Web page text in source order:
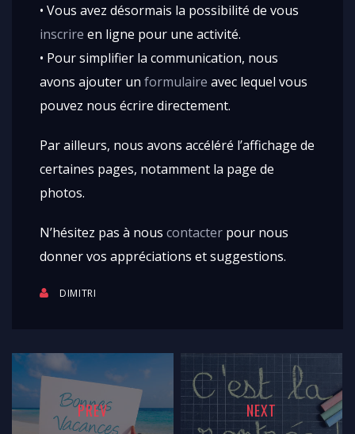
• Vous avez désormais la possibilité de vous
inscrire en ligne pour une activité.
• Pour simplifier la communication, nous
avons ajouter un formulaire avec lequel vous
pouvez nous écrire directement.
Par ailleurs, nous avons accéléré l’affichage de
certaines pages, notamment la page de
photos.
N’hésitez pas à nous contacter pour nous
donner vos appréciations et suggestions.
DIMITRI
PREV NEXT